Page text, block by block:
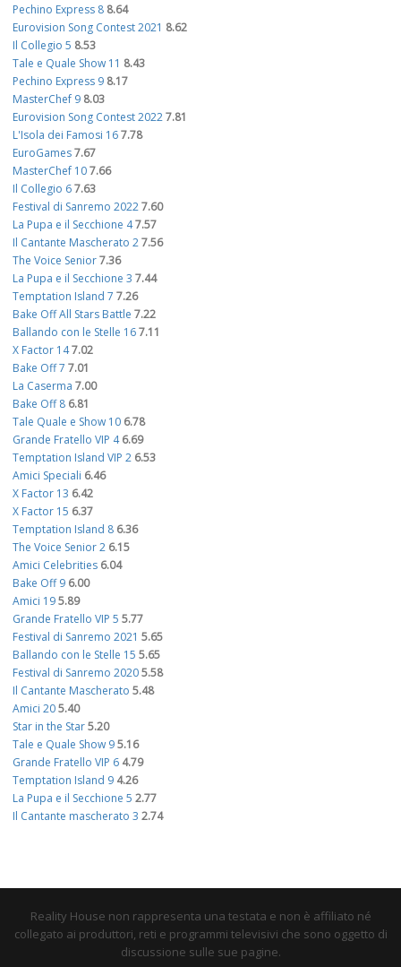
Pechino Express 8 8.64
Eurovision Song Contest 2021 8.62
Il Collegio 5 8.53
Tale e Quale Show 11 8.43
Pechino Express 9 8.17
MasterChef 9 8.03
Eurovision Song Contest 20227.81
L'Isola dei Famosi 167.78
EuroGames7.67
MasterChef 107.66
Il Collegio 67.63
Festival di Sanremo 20227.60
La Pupa e il Secchione 47.57
Il Cantante Mascherato 27.56
The Voice Senior7.36
La Pupa e il Secchione 3 7.44
Temptation Island 7 7.26
Bake Off All Stars Battle 7.22
Ballando con le Stelle 167.11
X Factor 147.02
Bake Off 7 7.01
La Caserma 7.00
Bake Off 8 6.81
Tale Quale e Show 10 6.78
Grande Fratello VIP 4 6.69
Temptation Island VIP 2 6.53
Amici Speciali 6.46
X Factor 13 6.42
X Factor 15 6.37
Temptation Island 8 6.36
The Voice Senior 2 6.15
Amici Celebrities 6.04
Bake Off 9 6.00
Amici 195.89
Grande Fratello VIP 5 5.77
Festival di Sanremo 2021 5.65
Ballando con le Stelle 15 5.65
Festival di Sanremo 20205.58
Il Cantante Mascherato 5.48
Amici 205.40
Star in the Star5.20
Tale e Quale Show 95.16
Grande Fratello VIP 6 4.79
Temptation Island 9 4.26
La Pupa e il Secchione 5 2.77
Il Cantante mascherato 3 2.74
Reality House non rappresenta una testata e non è affiliato né
collegato ai produttori, reti e programmi televisivi che sono oggetto di
discussione sulle sue pagine.